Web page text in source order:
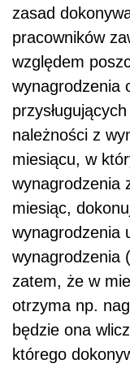
zasad
pracowników
względem
wynagrodzenia
należności z
miesiącu, w
wynagrodzenia
miesiąc,
wynagrodzenia
wynagrodzenia
zatem, że w
otrzyma np.
będzie ona
którego